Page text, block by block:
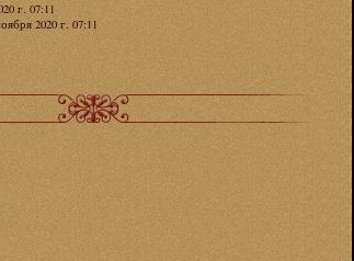
г. 07:11
2020 г. 07:11